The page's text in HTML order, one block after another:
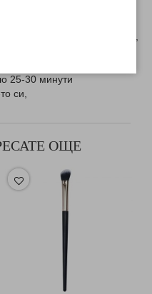
се използвате:
и разранени участъци на
25-30 минути
си,
ОЩЕ